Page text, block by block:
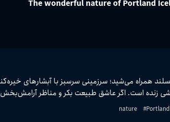
nature #Portland